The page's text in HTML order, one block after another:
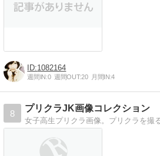
1082164
週間IN:0 週間OUT:20 月間IN:4
8
プリクラJK画像コレクション